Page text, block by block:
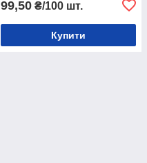
99,50 ₴/100 шт.
Купити